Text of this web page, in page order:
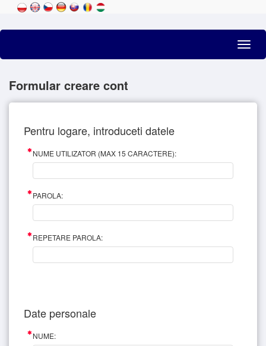
Formular creare cont
Pentru logare, introduceti datele
NUME UTILIZATOR (MAX 15 CARACTERE):
PAROLA:
REPETARE PAROLA:
Date personale
NUME: